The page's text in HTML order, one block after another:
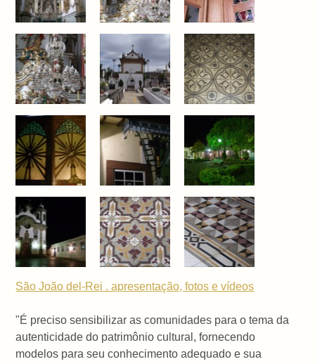
São João del-Rei . apresentação, fotos e vídeos
"É preciso sensibilizar as comunidades para o tema da
autenticidade do patrimônio cultural, fornecendo
modelos para seu conhecimento adequado e sua